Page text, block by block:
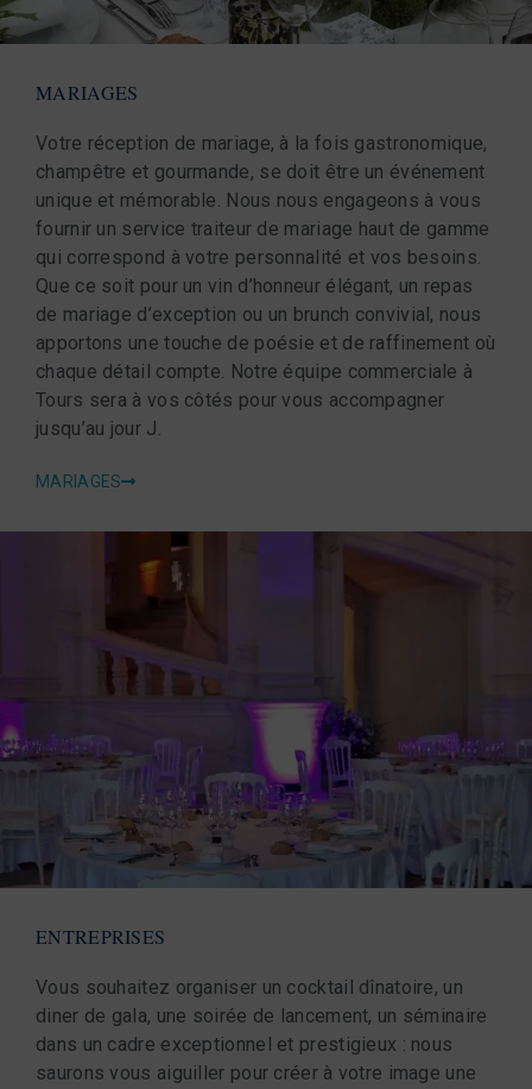
MARIAGES
Votre réception de mariage, à la fois gastronomique,
champêtre et gourmande, se doit être un événement
unique et mémorable. Nous nous engageons à vous
fournir un service traiteur de mariage haut de gamme
qui correspond à votre personnalité et vos besoins.
Que ce soit pour un vin d’honneur élégant, un repas
de mariage d’exception ou un brunch convivial, nous
apportons une touche de poésie et de raffinement où
chaque détail compte. Notre équipe commerciale à
Tours sera à vos côtés pour vous accompagner
jusqu’au jour J.
MARIAGES
ENTREPRISES
Vous souhaitez organiser un cocktail dînatoire, un
diner de gala, une soirée de lancement, un séminaire
dans un cadre exceptionnel et prestigieux : nous
saurons vous aiguiller pour créer à votre image une